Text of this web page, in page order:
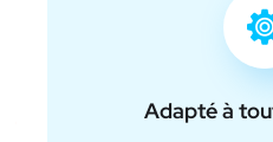
Adapté à